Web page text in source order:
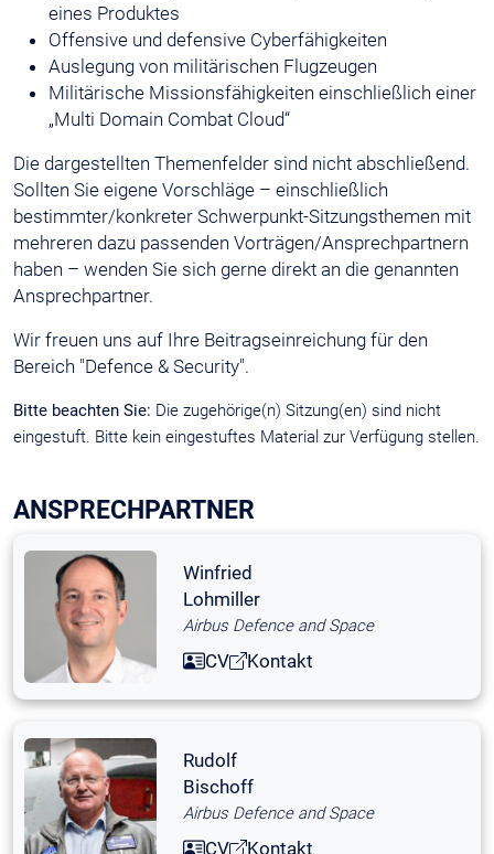
eines Produktes
Offensive und defensive Cyberfähigkeiten
Auslegung von militärischen Flugzeugen
Militärische Missionsfähigkeiten einschließlich einer
„Multi Domain Combat Cloud“
Die dargestellten Themenfelder sind nicht abschließend.
Sollten Sie eigene Vorschläge – einschließlich
bestimmter/konkreter Schwerpunkt-Sitzungsthemen mit
mehreren dazu passenden Vorträgen/Ansprechpartnern
haben – wenden Sie sich gerne direkt an die genannten
Ansprechpartner.
Wir freuen uns auf Ihre Beitragseinreichung für den
Bereich "Defence & Security".
Bitte beachten Sie: Die zugehörige(n) Sitzung(en) sind nicht
eingestuft. Bitte kein eingestuftes Material zur Verfügung stellen.
ANSPRECHPARTNER
Winfried
Lohmiller
Airbus Defence and Space
CV Kontakt
Rudolf
Bischoff
Airbus Defence and Space
CV Kontakt